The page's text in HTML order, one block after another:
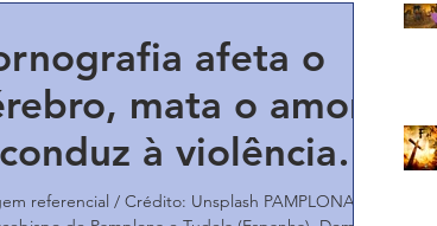
afeta o
mata o amor
à violência,
bispo
referencial / Crédito: Unsplash PAMPLONA -